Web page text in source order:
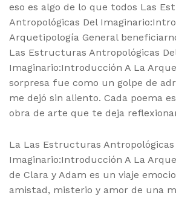
eso es algo de lo que todos Las
Antropológicas Del
Arquetipología General
Las Estructuras Antropológicas
Imaginario:Introducción A La
sorpresa fue como un golpe de
me dejó sin aliento. Cada poema
obra de arte que te deja
La Las Estructuras Antropológicas
Imaginario:Introducción A La
de Clara y Adam es un viaje
amistad, misterio y amor de una